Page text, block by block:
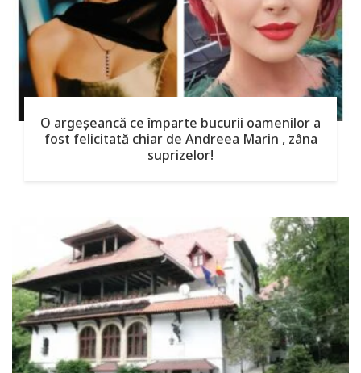
O argeşeancă ce împarte bucurii oamenilor a
fost felicitată chiar de Andreea Marin , zâna
suprizelor!